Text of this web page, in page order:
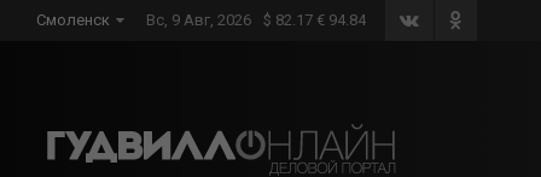
Смоленск Вс, 9 Авг, 2026 $ 82.17 € 94.84